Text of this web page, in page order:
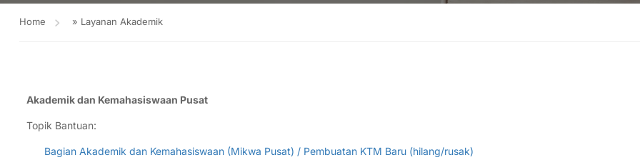
Home » Layanan Akademik
Akademik dan Kemahasiswaan Pusat
Topik Bantuan:
Bagian Akademik dan Kemahasiswaan (Mikwa Pusat) / Pembuatan KTM Baru (hilang/rusak)